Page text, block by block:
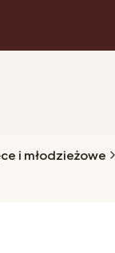
i młodzieżowe